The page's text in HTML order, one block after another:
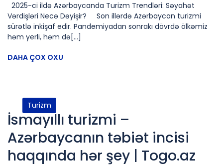
2025-ci ildə Azərbaycanda Turizm Trendləri: Səyahət
Vərdişləri Necə Dəyişir? Son illərdə Azərbaycan turizmi
sürətlə inkişaf edir. Pandemiyadan sonrakı dövrdə ölkəmiz
həm yerli, həm də[...]
DAHA ÇOX OXU
Turizm
İsmayıllı turizmi –
Azərbaycanın təbiət incisi
haqqında hər şey | Togo.az